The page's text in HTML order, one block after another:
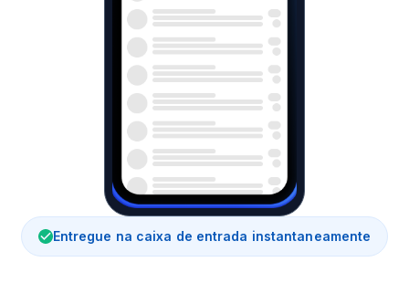
Entregue na caixa de entrada instantaneamente